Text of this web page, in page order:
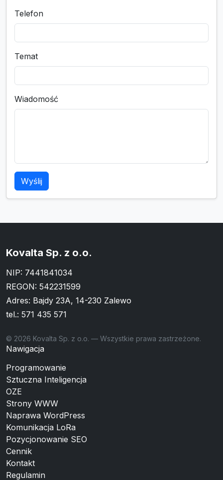
Telefon
Temat
Wiadomość
Wyślij
Kovalta Sp. z o.o.
NIP: 7441841034
REGON: 542231599
Adres: Bajdy 23A, 14-230 Zalewo
tel.: 571 435 571
© 2026 Kovalta Sp. z o.o. — Wszystkie prawa zastrzeżone.
Nawigacja
Programowanie
Sztuczna Inteligencja
OZE
Strony WWW
Naprawa WordPress
Komunikacja LoRa
Pozycjonowanie SEO
Cennik
Kontakt
Regulamin